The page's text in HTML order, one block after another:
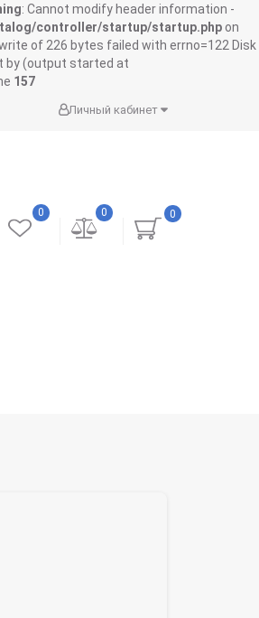
: Cannot modify header information -
controller/startup/startup.php on
of 226 bytes failed with errno=122 Disk
by (output started at
157
Личный кабинет
0
0
0